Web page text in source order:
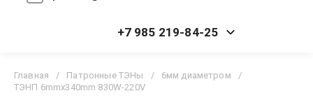
+7 985 219-84-25
Главная / Патронные ТЭНы / 6мм диаметром
/
ТЭНП 6mmx340mm 830W-220V